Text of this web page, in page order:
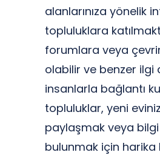
alanlarınıza yönelik
topluluklara
forumlara veya
olabilir ve benzer ilgi
insanlarla bağlantı
topluluklar, yeni
paylaşmak veya bilgi
bulunmak için